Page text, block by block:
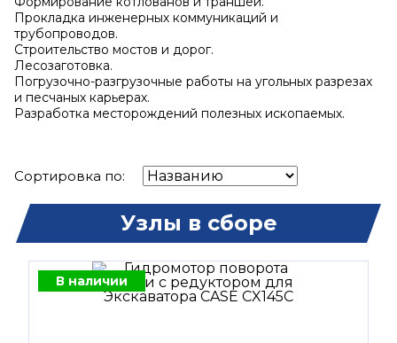
Прокладка инженерных коммуникаций и
трубопроводов.
Строительство мостов и дорог.
Лесозаготовка.
Погрузочно-разгрузочные работы на угольных разрезах
и песчаных карьерах.
Разработка месторождений полезных ископаемых.
Сортировка по:
Узлы в сборе
В наличии